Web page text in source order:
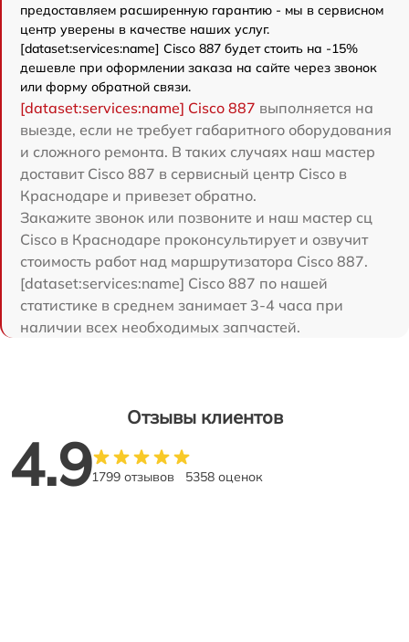
предоставляем расширенную гарантию - мы в сервисном
центр уверены в качестве наших услуг.
[dataset:services:name] Cisco 887 будет стоить на -15%
дешевле при оформлении заказа на сайте через звонок
или форму обратной связи.
[dataset:services:name] Cisco 887 выполняется на
выезде, если не требует габаритного оборудования
и сложного ремонта. В таких случаях наш мастер
доставит Cisco 887 в сервисный центр Cisco в
Краснодаре и привезет обратно.
Закажите звонок или позвоните и наш мастер сц
Cisco в Краснодаре проконсультирует и озвучит
стоимость работ над маршрутизатора Cisco 887.
[dataset:services:name] Cisco 887 по нашей
статистике в среднем занимает 3-4 часа при
наличии всех необходимых запчастей.
Отзывы клиентов
4.91799 отзывов 5358 оценок